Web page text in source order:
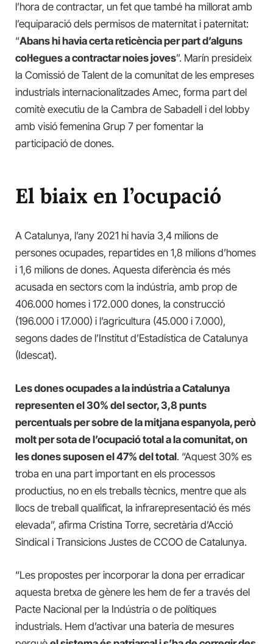
l’hora de contractar, un fet que també ha millorat amb
l’equiparació dels permisos de maternitat i paternitat:
“Abans hi havia certa reticència per part d’alguns
col·legues a contractar noies joves”. Marín presideix
la Comissió de Talent de la comunitat de les empreses
industrials internacionalitzades Amec, forma part del
comitè executiu de la Cambra de Sabadell i del lobby
amb visió femenina Grup 7 per fomentar la
participació de dones.
El biaix en l’ocupació
A Catalunya, l’any 2021 hi havia 3,4 milions de
persones ocupades, repartides en 1,8 milions d’homes
i 1,6 milions de dones. Aquesta diferència és més
acusada en sectors com la indústria, amb prop de
406.000 homes i 172.000 dones, la construcció
(196.000 i 17.000) i l’agricultura (45.000 i 7.000),
segons dades de l’Institut d’Estadística de Catalunya
(Idescat).
Les dones ocupades a la indústria a Catalunya
representen el 30% del sector, 3,8 punts
percentuals per sobre de la mitjana espanyola, però
molt per sota de l’ocupació total a la comunitat, on
les dones suposen el 47% del total. “Aquest 30% es
troba en una part important en els processos
productius, no en els treballs tècnics, mentre que als
llocs de treball qualificat, la infrarepresentació és més
elevada”, afirma Cristina Torre, secretària d’Acció
Sindical i Transicions Justes de CCOO de Catalunya.
“Les propostes per incorporar la dona per erradicar
aquesta bretxa de gènere les hem de fer a través del
Pacte Nacional per la Indústria o de polítiques
industrials. Hem d’activar una bateria de mesures